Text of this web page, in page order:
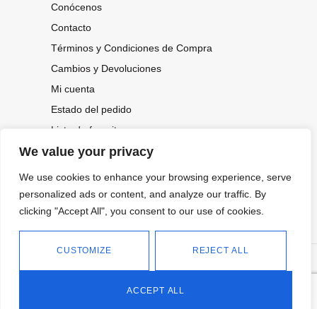
We value your privacy
We use cookies to enhance your browsing experience, serve
personalized ads or content, and analyze our traffic. By
clicking "Accept All", you consent to our use of cookies.
CUSTOMIZE REJECT ALL
ACCEPT ALL
Conócenos
Contacto
Términos y Condiciones de Compra
Cambios y Devoluciones
Mi cuenta
Estado del pedido
Lista de favoritos
CONOCE NUESTRAS NOVEDADES,
OFERTAS...
2026.